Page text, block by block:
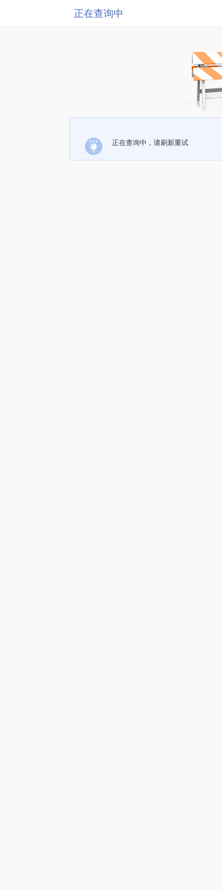
正在查询中
正在查询中，请刷新重试